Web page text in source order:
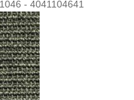
- 4041104641